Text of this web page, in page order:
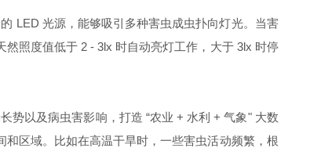
LED 光源，能够吸引多种害虫成虫扑向灯光。当害
照度值低于 2 - 3lx 时自动亮灯工作，大于 3lx 时停
势以及病虫害影响，打造 “农业 + 水利 + 气象" 大数
区域。比如在高温干旱时，一些害虫活动频繁，根